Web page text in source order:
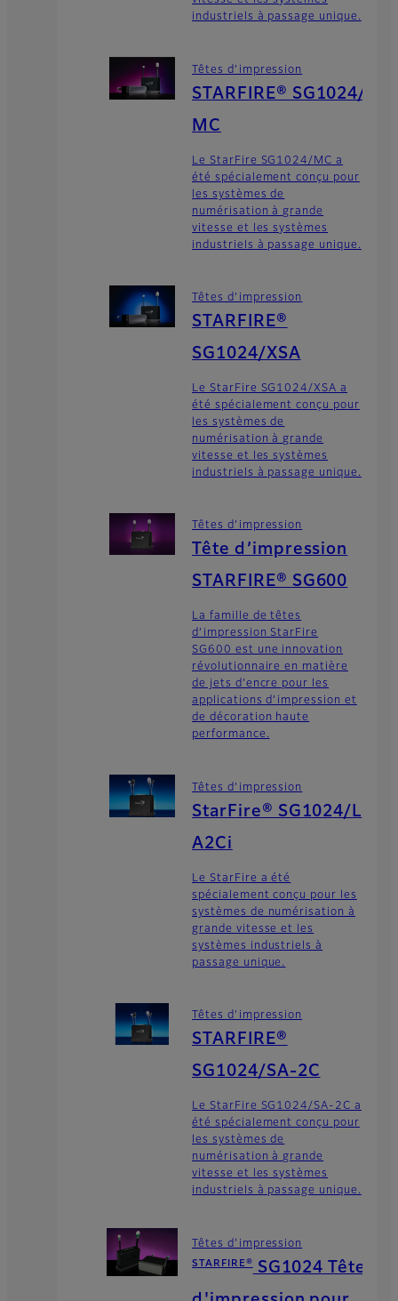
industriels à passage unique.
Têtes d’impression
STARFIRE® SG1024/
MC
Le StarFire SG1024/MC a
été spécialement conçu pour
les systèmes de
numérisation à grande
vitesse et les systèmes
industriels à passage unique.
Têtes d’impression
STARFIRE®
SG1024/XSA
Le StarFire SG1024/XSA a
été spécialement conçu pour
les systèmes de
numérisation à grande
vitesse et les systèmes
industriels à passage unique.
Têtes d’impression
Tête d’impression
STARFIRE® SG600
La famille de têtes
d’impression StarFire
SG600 est une innovation
révolutionnaire en matière
de jets d’encre pour les
applications d’impression et
de décoration haute
performance.
Têtes d’impression
StarFire® SG1024/L
A2Ci
Le StarFire a été
spécialement conçu pour les
systèmes de numérisation à
grande vitesse et les
systèmes industriels à
passage unique.
Têtes d’impression
STARFIRE®
SG1024/SA-2C
Le StarFire SG1024/SA-2C a
été spécialement conçu pour
les systèmes de
numérisation à grande
vitesse et les systèmes
industriels à passage unique.
Têtes d'impression
STARFIRE®SG1024 Tête